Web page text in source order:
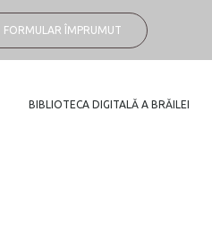
FORMULAR ÎMPRUMUT
BIBLIOTECA DIGITALĂ A BRĂILEI